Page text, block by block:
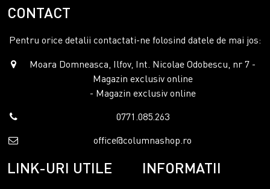
CONTACT
Pentru orice detalii contactati-ne folosind datele de mai jos:
Moara Domneasca, Ilfov, Int. Nicolae Odobescu, nr 7 -
Magazin exclusiv online
- Magazin exclusiv online
0771.085.263
office@columnashop.ro
LINK-URI UTILE INFORMATII